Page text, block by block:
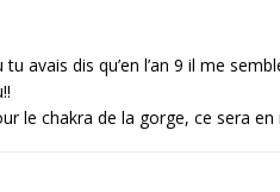
tu avais dis qu’en l’an 9 il me
le chakra de la gorge, ce sera